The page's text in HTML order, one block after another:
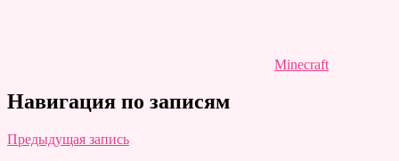
Minecraft
Навигация по записям
Предыдущая запись